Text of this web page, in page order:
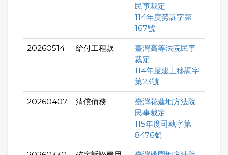
民事裁定
114年度勞訴字第
167號
20260514 給付工程款
臺灣高等法院民事
裁定
114年度建上移調字
第23號
20260407 清償債務
臺灣花蓮地方法院
民事裁定
115年度司執字第
8476號